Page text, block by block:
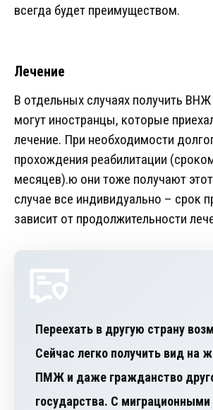
всегда будет преимуществом.
Лечение
В отдельных случаях получить
могут иностранцы, которые
лечение. При необходимости
прохождения реабилитации
месяцев).ю они тоже получают
случае все индивидуально – срок
зависит от продолжительности
Переехать в другую страну
Сейчас легко получить вид на
ПМЖ и даже гражданство
государства. С